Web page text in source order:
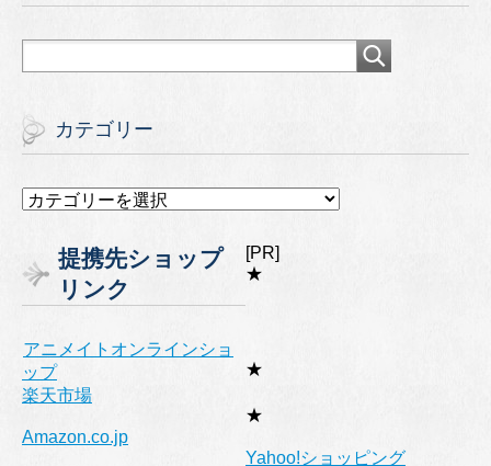
カテゴリー
カ
リ
ー
提携先ショップ
リンク
[PR]
★
アニメイトオンラインショ
ップ
★
楽天市場
★
Amazon.co.jp
Yahoo!ショッピング